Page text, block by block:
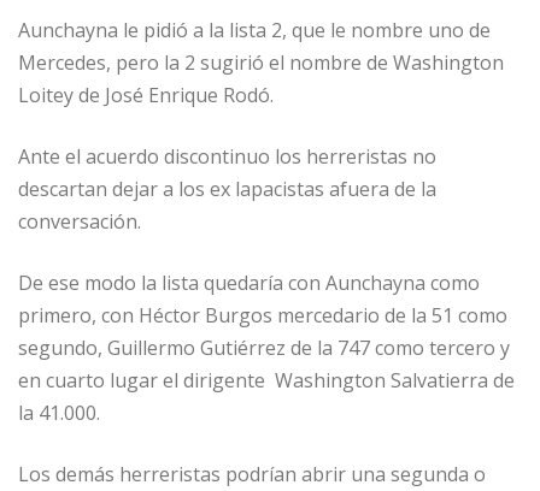
Aunchayna le pidió a la lista 2, que le nombre uno de
Mercedes, pero la 2 sugirió el nombre de Washington
Loitey de José Enrique Rodó.
Ante el acuerdo discontinuo los herreristas no
descartan dejar a los ex lapacistas afuera de la
conversación.
De ese modo la lista quedaría con Aunchayna como
primero, con Héctor Burgos mercedario de la 51 como
segundo, Guillermo Gutiérrez de la 747 como tercero y
en cuarto lugar el dirigente Washington Salvatierra de
la 41.000.
Los demás herreristas podrían abrir una segunda o